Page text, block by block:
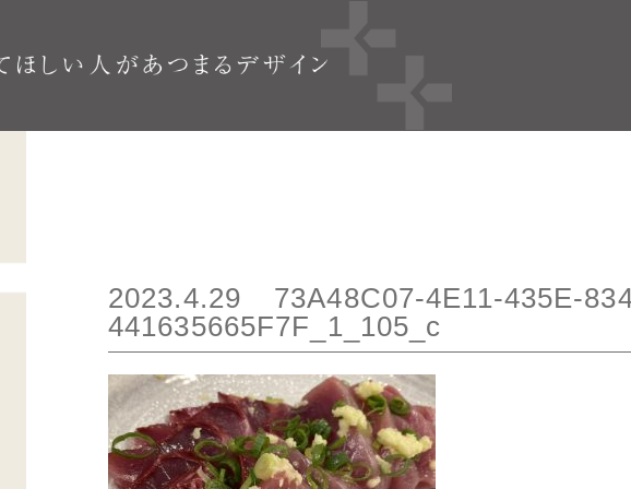
2023.4.29
73A48C07-4E11-435E-
441635665F7F_1_105_c